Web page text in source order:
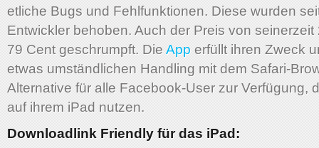
etliche Bugs und Fehlfunktionen. Diese wurden
Entwickler behoben. Auch der Preis von seinerzeit
79 Cent geschrumpft. Die App erfüllt ihren Zweck
etwas umständlichen Handling mit dem Safari-
Alternative für alle Facebook-User zur Verfügung,
auf ihrem iPad nutzen.
Downloadlink Friendly für das iPad: